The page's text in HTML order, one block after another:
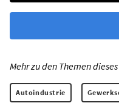
Mehr zu den Themen
Autoindustrie